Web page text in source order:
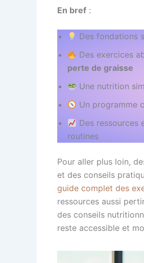
En bref :
Des fondations
Des exercices
perte de graisse
Une nutrition
Un programme
Des
routines
Pour aller plus loin,
et des conseils
guide complet des
ressources aussi
des conseils
reste accessible et